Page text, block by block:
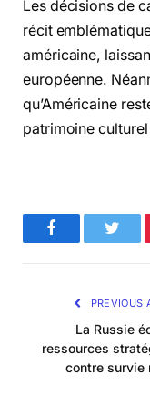
Les décisions de
récit
américaine,
européenne.
qu’Américaine
patrimoine
Facebook
PREVIOUS
La Russie
ressources
contre survie